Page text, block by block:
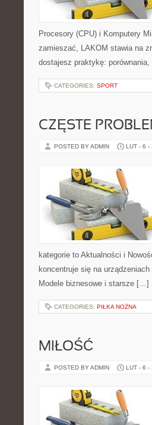
Procesory (CPU) i Komputery
zamieszać, LAKOM stawia na
dostajesz praktykę:
CATEGORIES: SPORT
CZĘSTE
POSTED BY ADMIN LUT - 6 -
kategorie to Aktualności i
koncentruje się na
Modele biznesowe i starsze […]
CATEGORIES: PIŁKA NOŻNA
MIŁOŚĆ
POSTED BY ADMIN LUT - 6 -